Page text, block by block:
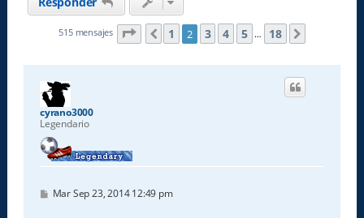
515 mensajes Página de 18
Anterior
1 2 3 4 5 … 18
cyrano3000
Legendario
M
Mar Sep 23, 2014 12:49 pm